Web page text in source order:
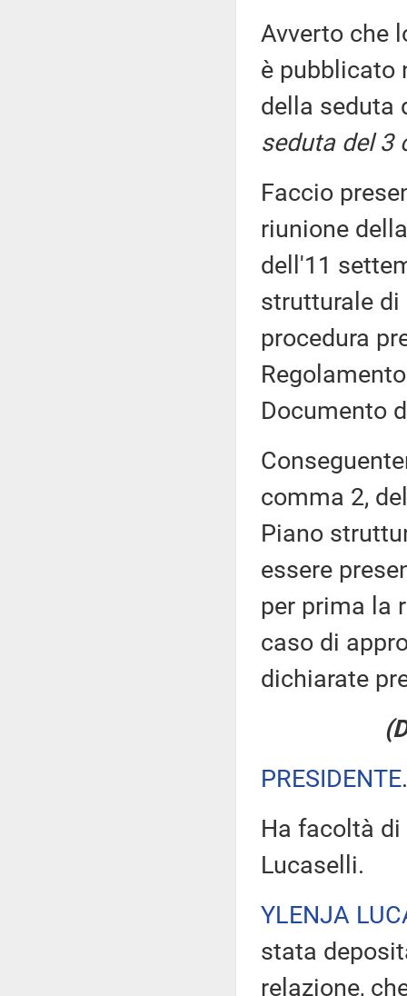
Avverto che
è pubblicato
della seduta
seduta del 3
Faccio
riunione
dell'11
strutturale
procedura
Documento
comma 2,
Piano
essere
per prima la
caso di
dichiarate
PRESIDENTE
Ha facoltà
Lucaselli.
YLENJA
stata
relazione,